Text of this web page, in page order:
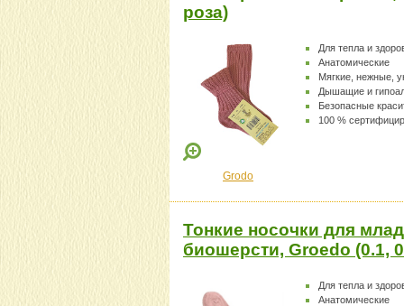
роза)
Для тепла и
Анатомические
Мягкие, нежные,
Дышащие и
Безопасные
100 %
Grodo
Тонкие носочки для
биошерсти, Groedo (0.1,
Для тепла и
Анатомические